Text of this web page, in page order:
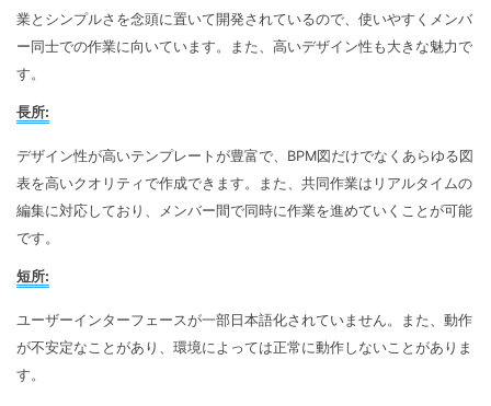
業とシンプルさを念頭に置いて開発されているので、使いやすくメンバ
ー同士での作業に向いています。また、高いデザイン性も大きな魅力で
す。
長所:
デザイン性が高いテンプレートが豊富で、BPM図だけでなくあらゆる図
表を高いクオリティで作成できます。また、共同作業はリアルタイムの
編集に対応しており、メンバー間で同時に作業を進めていくことが可能
です。
短所:
ユーザーインターフェースが一部日本語化されていません。また、動作
が不安定なことがあり、環境によっては正常に動作しないことがありま
す。